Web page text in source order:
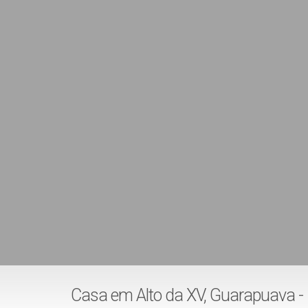
Casa em Alto da XV, Guarapuava -